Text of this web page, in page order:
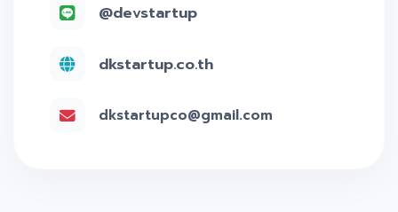
@devstartup
dkstartup.co.th
dkstartupco@gmail.com